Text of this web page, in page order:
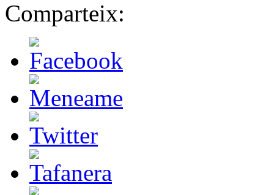
Comparteix: